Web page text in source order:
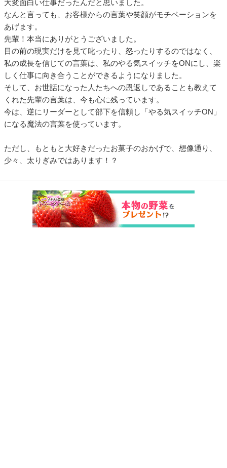
大変面白い仕事だったんだと思いました。
なんと言っても、お客様からの言葉や笑顔がモチベーションを
あげます。
先輩！本当にありがとうございました。
目の前の現実だけを見て叱ったり、怒ったりするのではなく、
私の成長を信じての言葉は、私のやる気スイッチをONにし、楽
しく仕事に向き合うことができるようになりました。
そして、お世話になった人たちへの恩返しであることも教えて
くれた先輩の言葉は、今も心に残っています。
今は、逆にリーダーとして部下を信頼し「やる気スイッチON」
になる魔法の言葉を使っています。
ただし、もともと大好きだったお菓子のおかげで、想像通り、
少々、太りぎみではあります！？